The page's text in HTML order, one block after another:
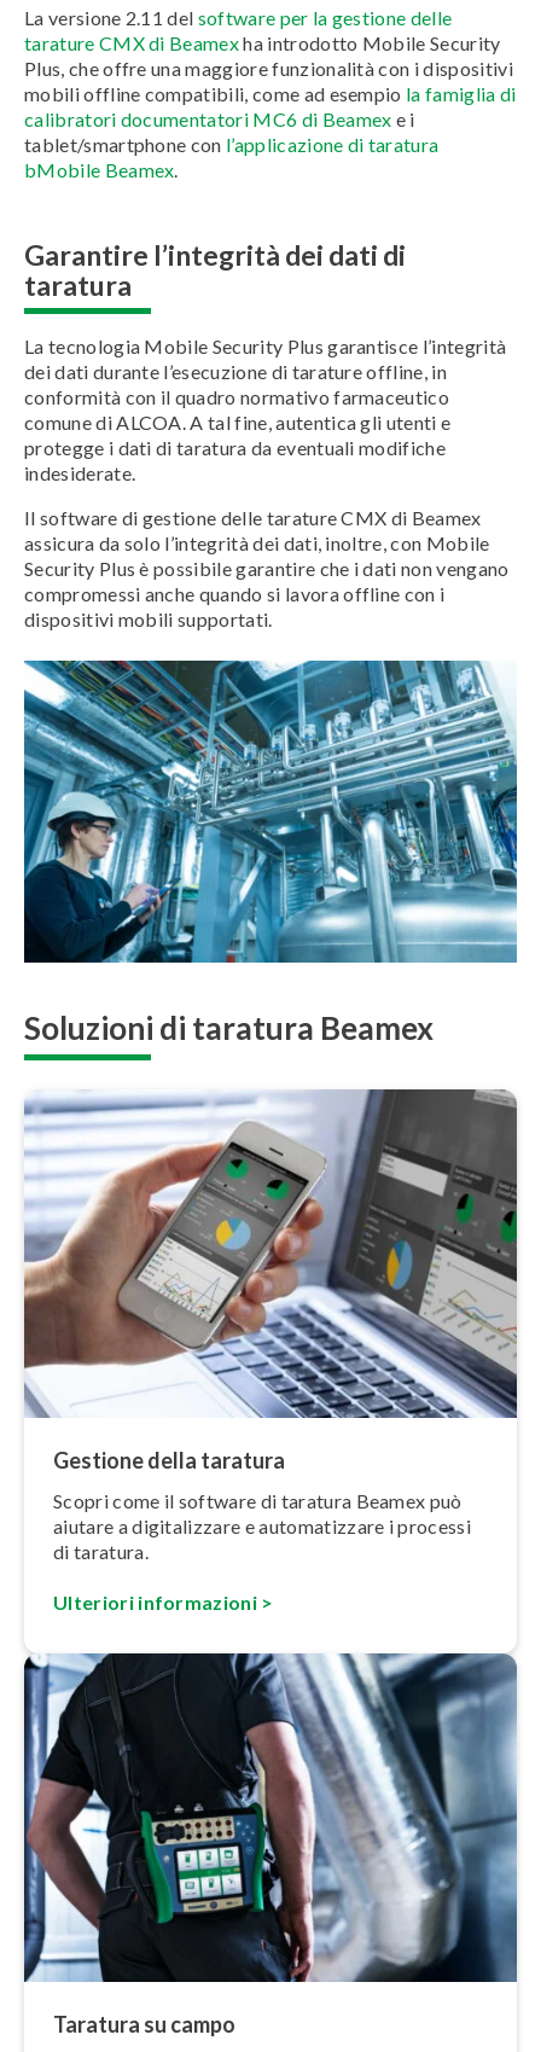
La versione 2.11 del software per la gestione delle
tarature CMX di Beamexha introdotto Mobile Security
Plus, che offre una maggiore funzionalità con i dispositivi
mobili offline compatibili, come ad esempio la famiglia di
calibratori documentatori MC6 di Beamex e i
tablet/smartphone con l’applicazione di taratura
bMobile Beamex
Garantire l’integrità dei dati di
taratura
La tecnologia Mobile Security Plus garantisce l’integrità
dei dati durante l’esecuzione di tarature offline, in
conformità con il quadro normativo farmaceutico
comune di ALCOA. A tal fine, autentica gli utenti e
protegge i dati di taratura da eventuali modifiche
indesiderate.
Il software di gestione delle tarature CMX di Beamex
assicura da solo l’integrità dei dati, inoltre, con Mobile
Security Plus è possibile garantire che i dati non vengano
compromessi anche quando si lavora offline con i
dispositivi mobili supportati.
Soluzioni di taratura Beamex
Gestione della taratura
Scopri come il software di taratura Beamex può
aiutare a di­gi­ta­liz­za­re e au­to­ma­tiz­za­re i processi
di taratura.
Ulteriori in­for­ma­zio­ni >
Taratura su campo